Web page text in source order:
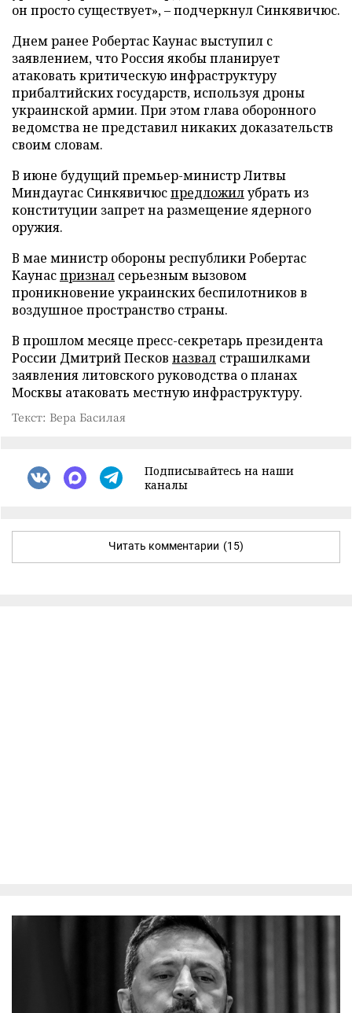
он просто существует», – подчеркнул Синкявичюс.
Днем ранее Робертас Каунас выступил с
заявлением, что Россия якобы планирует
атаковать критическую инфраструктуру
прибалтийских государств, используя дроны
украинской армии. При этом глава оборонного
ведомства не представил никаких доказательств
своим словам.
В июне будущий премьер-министр Литвы
Миндаугас Синкявичюспредложилубрать из
конституции запрет на размещение ядерного
оружия.
В мае министр обороны республики Робертас
Каунаспризнал серьезным вызовом
проникновение украинских беспилотников в
воздушное пространство страны.
В прошлом месяце пресс-секретарь президента
России Дмитрий Песков назвал страшилками
заявления литовского руководства о планах
Москвы атаковать местную инфраструктуру.
Текст: Вера Басилая
Подписывайтесь на наши
каналы
Читать комментарии (15)